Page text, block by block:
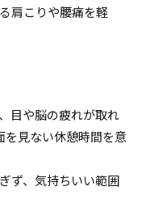
肩こりや腰痛を軽
目や脳の疲れが取れ
を見ない休憩時間を意
ず、気持ちいい範囲